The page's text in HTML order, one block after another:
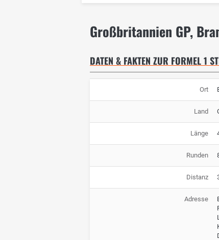
Großbritannien GP,
DATEN & FAKTEN ZUR FORMEL 1
Ort
Land
Länge
Runden
Distanz
Adresse